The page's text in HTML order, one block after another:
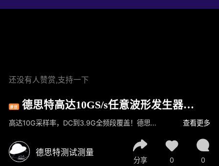
还没有人赞赏,支持一下
原创 德思特高达10GS/s任意波形发生器（6
3系列）开箱视频
高达10G采样率，DC到3.9G全频段覆盖！德思特63系列任意波形发生器卡，PCIe和LXI移动版双选择，满足你的多样需求！ 查看更多
德思特测试测量
分享 0 0